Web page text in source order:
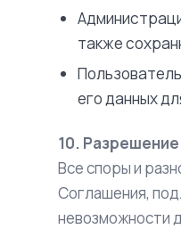
также
его данных
10.
Все споры и
Соглашения,
невозможности